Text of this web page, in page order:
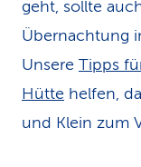
geht, sollte
Übernachtung
Unsere Tipps
Hütte helfen,
und Klein zum